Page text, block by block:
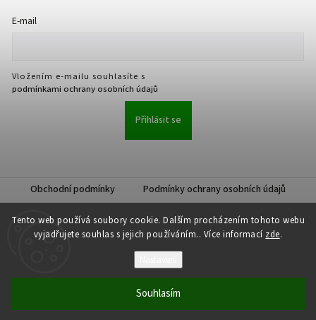
Tento web používá soubory cookie. Dalším procházením tohoto webu
vyjadřujete souhlas s jejich používáním.. Více informací zde.
Souhlasím
E-mail
Vložením e-mailu souhlasíte s
podmínkami ochrany osobních údajů
Přihlásit se
Obchodní podmínky Podmínky ochrany osobních údajů
Copyright 2026JKK Professional s.r.o.. Všechna práva vyhrazena.
Upravit nastavení cookies